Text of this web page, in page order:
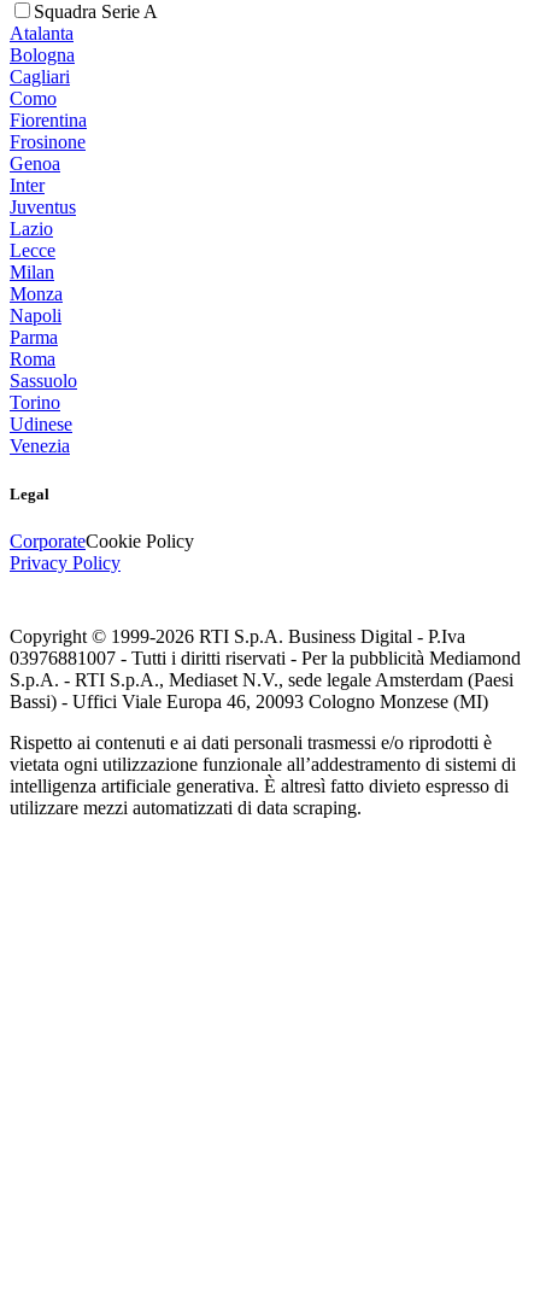
Squadra Serie A
Atalanta
Bologna
Cagliari
Como
Fiorentina
Frosinone
Genoa
Inter
Juventus
Lazio
Lecce
Milan
Monza
Napoli
Parma
Roma
Sassuolo
Torino
Udinese
Venezia
Legal
CorporateCookie Policy
Privacy Policy
Copyright © 1999-2026 RTI S.p.A. Business Digital - P.Iva
03976881007 - Tutti i diritti riservati - Per la pubblicità Mediamond
S.p.A. - RTI S.p.A., Mediaset N.V., sede legale Amsterdam (Paesi
Bassi) - Uffici Viale Europa 46, 20093 Cologno Monzese (MI)
Rispetto ai contenuti e ai dati personali trasmessi e/o riprodotti è
vietata ogni utilizzazione funzionale all’addestramento di sistemi di
intelligenza artificiale generativa. È altresì fatto divieto espresso di
utilizzare mezzi automatizzati di data scraping.